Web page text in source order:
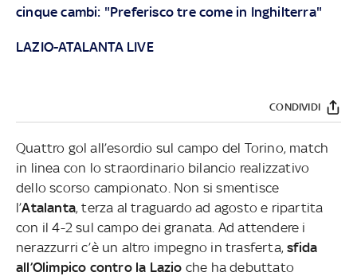
cinque cambi: "Preferisco tre come in Inghilterra"
LAZIO-ATALANTA LIVE
CONDIVIDI
Quattro gol all’esordio sul campo del Torino, match
in linea con lo straordinario bilancio realizzativo
dello scorso campionato. Non si smentisce
l’Atalanta, terza al traguardo ad agosto e ripartita
con il 4-2 sul campo dei granata. Ad attendere i
nerazzurri c’è un altro impegno in trasferta,sfida
all’Olimpico contro la Lazio che ha debuttato